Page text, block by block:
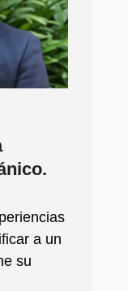
a un
su